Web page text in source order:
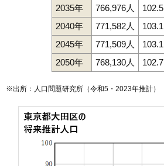
2035年
766,976人
102.5
2040年
771,582人
103.1
2045年
771,509人
103.1
2050年
768,130人 102.7
※出所：人口問題研究所（令和5・2023年推計）